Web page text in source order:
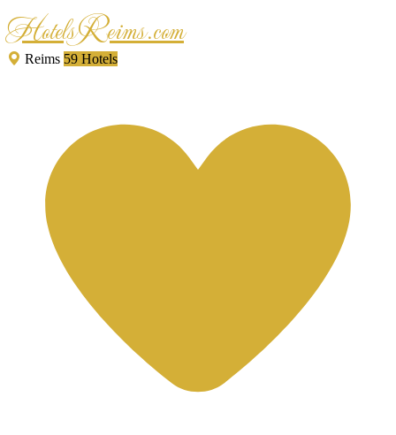
HotelsReims.com
Reims 59 Hotels